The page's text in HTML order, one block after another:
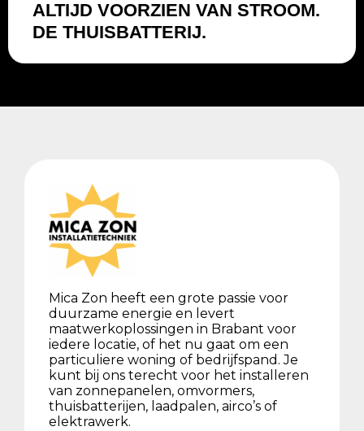
ALTIJD VOORZIEN VAN STROOM.
DE THUISBATTERIJ.
Mica Zon heeft een grote passie voor
duurzame energie en levert
maatwerkoplossingen in Brabant voor
iedere locatie, of het nu gaat om een
particuliere woning of bedrijfspand. Je
kunt bij ons terecht voor het installeren
van zonnepanelen, omvormers,
thuisbatterijen, laadpalen, airco’s of
elektrawerk.